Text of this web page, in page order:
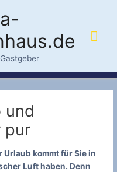
und
pur
Urlaub kommt für Sie in
Luft haben. Denn